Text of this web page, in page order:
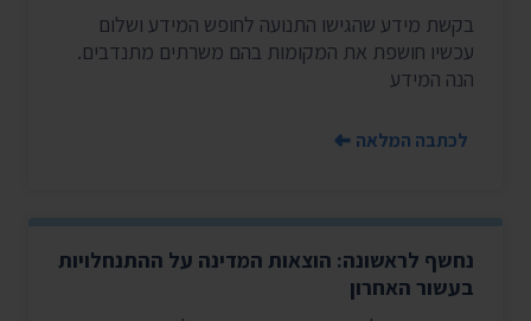
בקשת מידע שהגישו התנועה לחופש המידע ושלום
עכשיו חושפת את המקומות בהם משרתים מתנדבים.
הנה המידע
לכתבה המלאה
נחשף לראשונה: הוצאות המדינה על ההתנחלויות
בעשור האחרון